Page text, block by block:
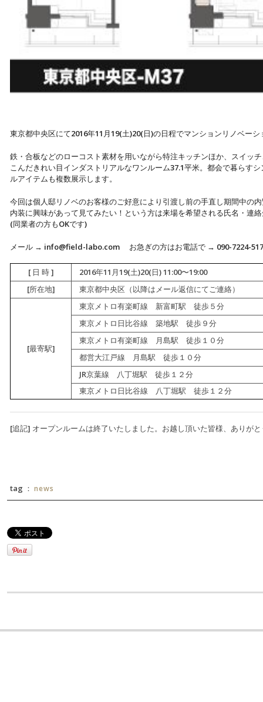
東京都中央区にて2016年11月19(土)20(日)の日程でマンションリノベー
鉄・合板などのローコスト素材を用いながら特注キッチンほか、スイッ
こんだきれい目インダストリアルなワンルーム37.1平米。都会で暮らす
ルアイテムも複数展示します。
今回は個人邸リノベのお客様のご好意により引渡し前の手直し期間中の
内装に興味があって見てみたい！という方は来場を希望される氏名・連
(同業者の方もOKです)
メール → info@field-labo.com お急ぎの方はお電話で → 090-7224-
[ 日 時 ]
2016年11月19(土)20(日) 11:00〜19:00
[所在地]
東京都中央区（以降はメール返信にてご連絡）
[最寄駅]
東京メトロ有楽町線 新富町駅 徒歩５分
東京メトロ日比谷線 築地駅 徒歩９分
東京メトロ有楽町線 月島駅 徒歩１０分
都営大江戸線 月島駅 徒歩１０分
JR京葉線 八丁堀駅 徒歩１２分
東京メトロ日比谷線 八丁堀駅 徒歩１２分
[追記] オープンルームは終了いたしました。お越し頂いた皆様、ありが
tag ： news